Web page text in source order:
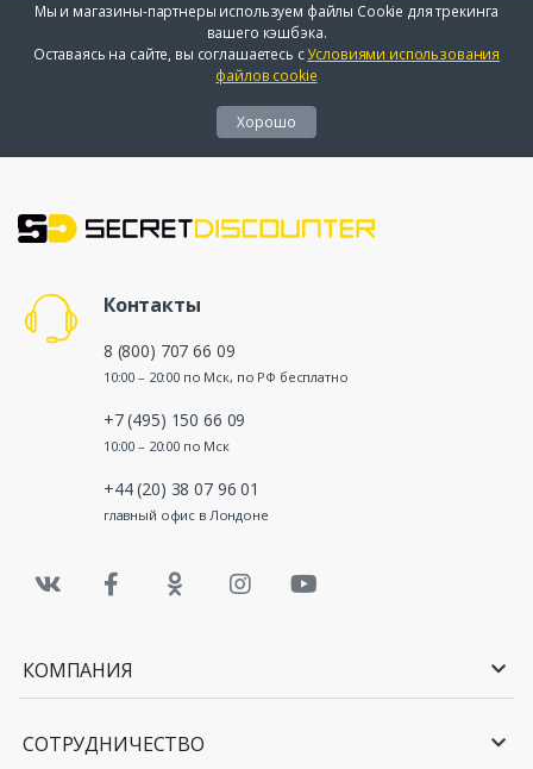
Мы и магазины-партнеры используем файлы Cookie для трекинга
вашего кэшбэка.
Оставаясь на сайте, вы соглашаетесь сУсловиями использования
файлов cookie
Хорошо
Контакты
8 (800) 707 66 09
10:00 – 20:00 по Мск, по РФ бесплатно
+7 (495) 150 66 09
10:00 – 20:00 по Мск
+44 (20) 38 07 96 01
главный офис в Лондоне
КОМПАНИЯ
СОТРУДНИЧЕСТВО